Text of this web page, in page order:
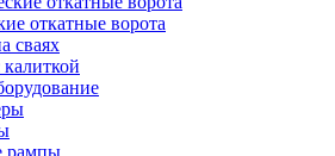
откатные ворота
сваях